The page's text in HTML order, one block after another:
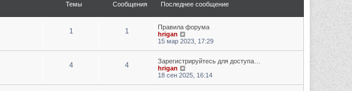
Темы Сообщения Последнее сообщение
1 1
Правила форума
hrigan
15 мар 2023, 17:29
4 4
Зарегистрируйтесь для доступа…
hrigan
18 сен 2025, 16:14